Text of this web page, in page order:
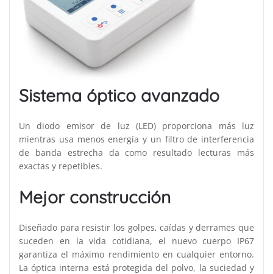
Sistema óptico avanzado
Un diodo emisor de luz (LED) proporciona más luz
mientras usa menos energía y un filtro de interferencia
de banda estrecha da como resultado lecturas más
exactas y repetibles.
Mejor construcción
Diseñado para resistir los golpes, caídas y derrames que
suceden en la vida cotidiana, el nuevo cuerpo IP67
garantiza el máximo rendimiento en cualquier entorno.
La óptica interna está protegida del polvo, la suciedad y